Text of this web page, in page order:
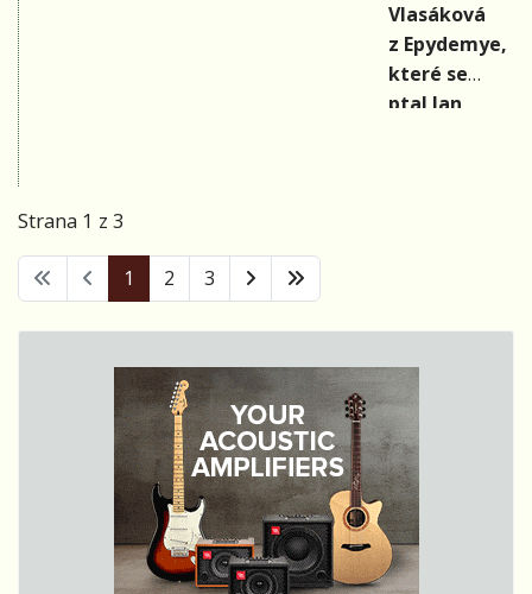
Vlasáková
z Epydemye,
které se
ptal Jan
ptal Roman
Horký,
kterého se
ptala Lenka
Slabá, které
se ptal
Luboš
Stráník,
Strana 1 z 3
1 2 3